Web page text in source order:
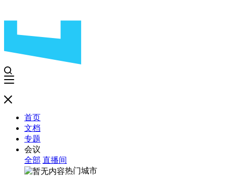
首页
文档
专题
会议
全部 直播间
热门城市